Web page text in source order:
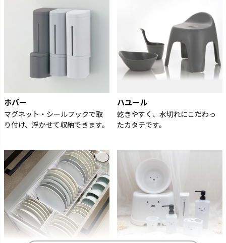
ホバー
マグネット・シールフックで取
り付け、浮かせて収納できます。
ハユール
乾きやすく、水切れにこだわっ
たカタチです。